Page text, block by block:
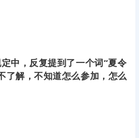
中，反复提到了一个词“夏令
了解，不知道怎么参加，怎么